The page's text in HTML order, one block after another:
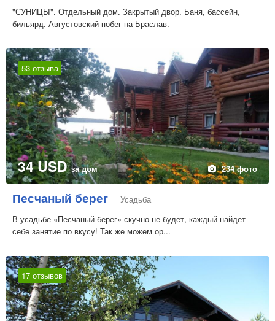
"СУНИЦЫ". Отдельный дом. Закрытый двор. Баня, бассейн,
бильярд. Августовский побег на Браслав.
53 отзыва
34 USDза дом 234 фото
Песчаный берег
Усадьба
В усадьбе «Песчаный берег» скучно не будет, каждый найдет
себе занятие по вкусу! Так же можем ор...
17 отзывов